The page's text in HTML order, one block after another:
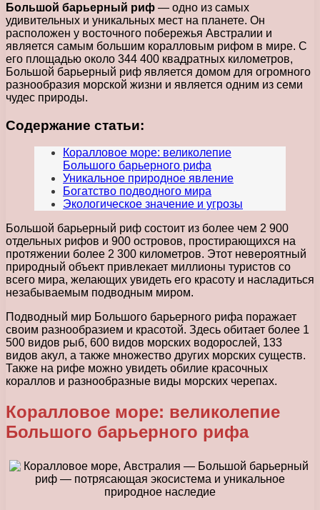
Большой барьерный риф — одно из самых
удивительных и уникальных мест на планете. Он
расположен у восточного побережья Австралии и
является самым большим коралловым рифом в мире. С
его площадью около 344 400 квадратных километров,
Большой барьерный риф является домом для огромного
разнообразия морской жизни и является одним из семи
чудес природы.
Содержание статьи:
Коралловое море: великолепие
Большого барьерного рифа
Уникальное природное явление
Богатство подводного мира
Экологическое значение и угрозы
Большой барьерный риф состоит из более чем 2 900
отдельных рифов и 900 островов, простирающихся на
протяжении более 2 300 километров. Этот невероятный
природный объект привлекает миллионы туристов со
всего мира, желающих увидеть его красоту и насладиться
незабываемым подводным миром.
Подводный мир Большого барьерного рифа поражает
своим разнообразием и красотой. Здесь обитает более 1
500 видов рыб, 600 видов морских водорослей, 133
видов акул, а также множество других морских существ.
Также на рифе можно увидеть обилие красочных
кораллов и разнообразные виды морских черепах.
Коралловое море: великолепие
Большого барьерного рифа